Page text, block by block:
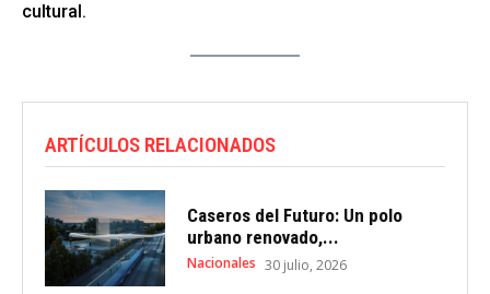
cultural.
ARTÍCULOS RELACIONADOS
Caseros del Futuro: Un polo
urbano renovado,...
Nacionales 30 julio, 2026